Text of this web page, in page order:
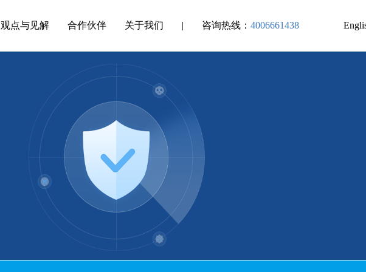
观点与见解 合作伙伴 关于我们 | 咨询热线： 4006661438